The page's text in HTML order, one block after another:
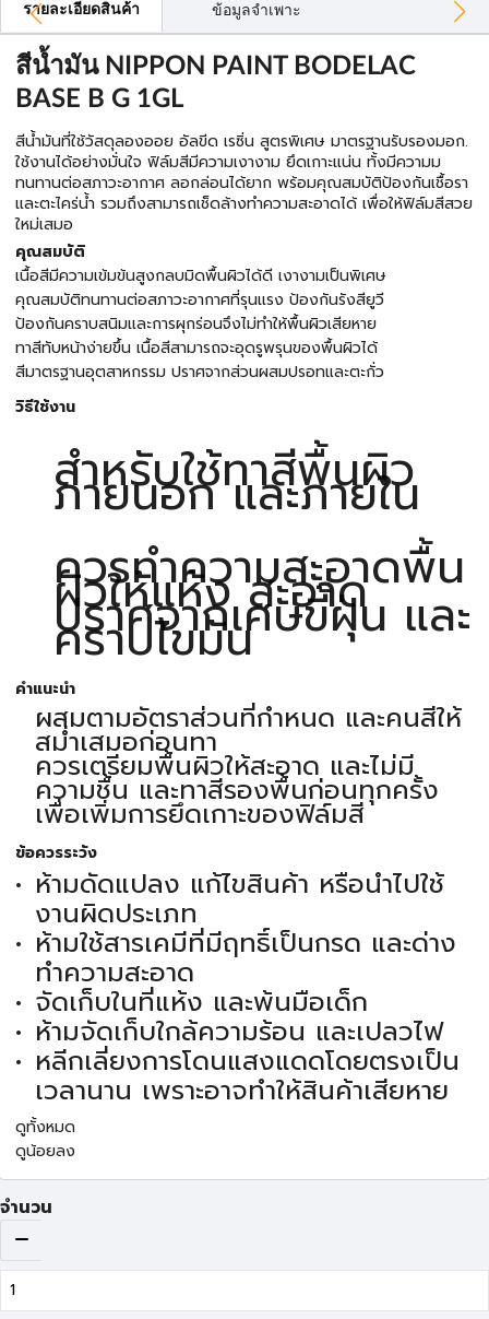
รายละเอียดสินค้า ข้อมูลจำเพาะ
สีน้ำมัน NIPPON PAINT BODELAC
BASE B G 1GL
สีน้ำมันที่ใช้วัสดุลองออย อัลขีด เรซิ่น สูตรพิเศษ มาตรฐานรับรองมอก.
ใช้งานได้อย่างมั่นใจ ฟิล์มสีมีความเงางาม ยึดเกาะแน่น ทั้งมีความม
ทนทานต่อสภาวะอากาศ ลอกล่อนได้ยาก พร้อมคุณสมบัติป้องกันเชื้อรา
และตะไคร่น้ำ รวมถึงสามารถเช็ดล้างทำความสะอาดได้ เพื่อให้ฟิล์มสีสวย
ใหม่เสมอ
คุณสมบัติ
เนื้อสีมีความเข้มข้นสูงกลบมิดพื้นผิวได้ดี เงางามเป็นพิเศษ
คุณสมบัติทนทานต่อสภาวะอากาศที่รุนแรง ป้องกันรังสียูวี
ป้องกันคราบสนิมและการผุกร่อนจึงไม่ทำให้พื้นผิวเสียหาย
ทาสีทับหน้าง่ายขึ้น เนื้อสีสามารถจะอุดรูพรุนของพื้นผิวได้
สีมาตรฐานอุตสาหกรรม ปราศจากส่วนผสมปรอทและตะกั่ว
วิธีใช้งาน
สำหรับใช้ทาสีพื้นผิว
ภายนอก และภายใน
ควรทำความสะอาดพื้น
ผิวให้แห้ง สะอาด
ปราศจากเศษขี้ฝุ่น และ
คราบไขมัน
คำแนะนำ
ผสมตามอัตราส่วนที่กำหนด และคนสีให้
สม่ำเสมอก่อนทา
ควรเตรียมพื้นผิวให้สะอาด และไม่มี
ความชื้น และทาสีรองพื้นก่อนทุกครั้ง
เพื่อเพิ่มการยึดเกาะของฟิล์มสี
ข้อควรระวัง
ห้ามดัดแปลง แก้ไขสินค้า หรือนำไปใช้
งานผิดประเภท
ห้ามใช้สารเคมีที่มีฤทธิ์เป็นกรด และด่าง
ทำความสะอาด
จัดเก็บในที่แห้ง และพ้นมือเด็ก
ห้ามจัดเก็บใกล้ความร้อน และเปลวไฟ
หลีกเลี่ยงการโดนแสงแดดโดยตรงเป็น
เวลานาน เพราะอาจทำให้สินค้าเสียหาย
ดูทั้งหมด
ดูน้อยลง
จำนวน